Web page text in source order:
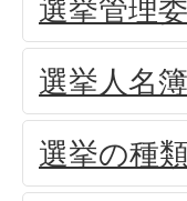
選挙管理
選挙人名
選挙の種